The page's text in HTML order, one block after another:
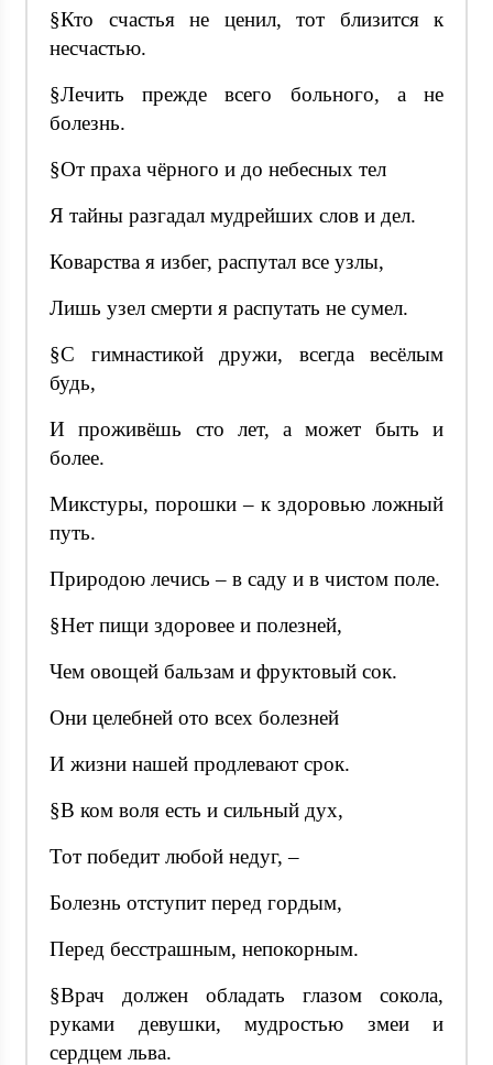
§Кто счастья не ценил, тот близится к
несчастью.
§Лечить прежде всего больного, а не
болезнь.
§От праха чёрного и до небесных тел
Я тайны разгадал мудрейших слов и дел.
Коварства я избег, распутал все узлы,
Лишь узел смерти я распутать не сумел.
§С гимнастикой дружи, всегда весёлым
будь,
И проживёшь сто лет, а может быть и
более.
Микстуры, порошки – к здоровью ложный
путь.
Природою лечись – в саду и в чистом поле.
§Нет пищи здоровее и полезней,
Чем овощей бальзам и фруктовый сок.
Они целебней ото всех болезней
И жизни нашей продлевают срок.
§В ком воля есть и сильный дух,
Тот победит любой недуг, –
Болезнь отступит перед гордым,
Перед бесстрашным, непокорным.
§Врач должен обладать глазом сокола,
руками девушки, мудростью змеи и
сердцем льва.